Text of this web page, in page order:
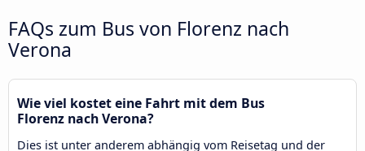
FAQs zum Bus von Florenz nach
Verona
Wie viel kostet eine Fahrt mit dem Bus
Florenz nach Verona?
Dies ist unter anderem abhängig vom Reisetag und der